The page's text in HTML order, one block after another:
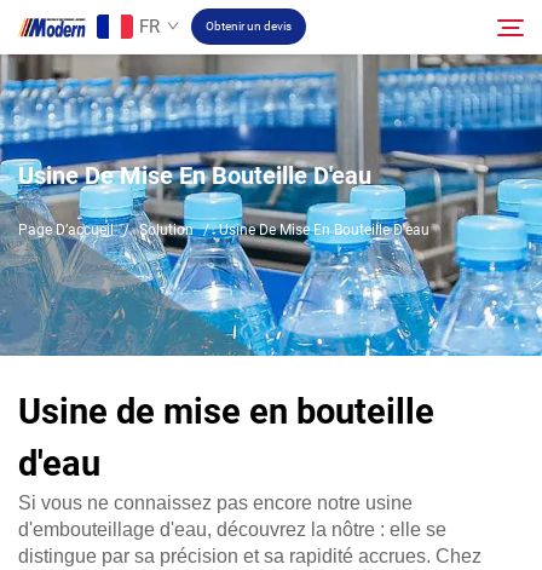
FR Obtenir un devis
Solution
Remplissage et emballage
À propos
Vidéo
Contact
Site RU
Rechercher
Page D’accueil / Solution / Usine De Mise En Bouteille D'eau
Usine De Mise En Bouteille D'eau
Usine de mise en bouteille
d'eau
Si vous ne connaissez pas encore notre usine
d'embouteillage d'eau, découvrez la nôtre : elle se
distingue par sa précision et sa rapidité accrues. Chez